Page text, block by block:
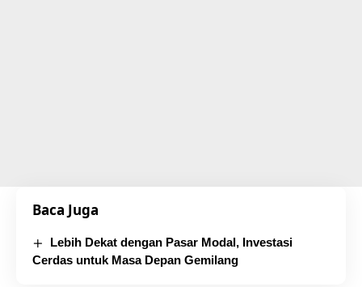
Baca Juga
Lebih Dekat dengan Pasar Modal, Investasi
Cerdas untuk Masa Depan Gemilang